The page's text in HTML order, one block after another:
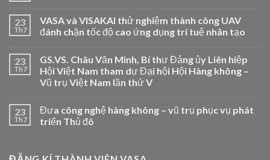
23
Th7
VASA và VISAKAI thử nghiệm thành công UAV
đánh chặn tốc độ cao ứng dụng trí tuệ nhân tạo
23
Th7
GS.VS. Châu Văn Minh, Bí thư Đảng ủy Liên hiệp
Hội Việt Nam tham dự Đại hội Hội Hàng không –
Vũ trụ Việt Nam lần thứ V
23
Th7
Đưa công nghệ hàng không – vũ trụ phục vụ phát
triển Thủ đô